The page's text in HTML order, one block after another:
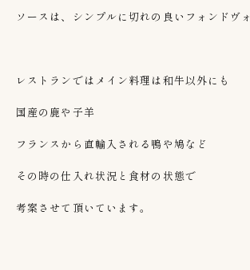
ソースは、シンプルに切れの良いフォンドヴォ
レストランではメイン料理は和牛以外にも
国産の鹿や子羊
フランスから直輸入される鴨や鳩など
その時の仕入れ状況と食材の状態で
考案させて頂いています。